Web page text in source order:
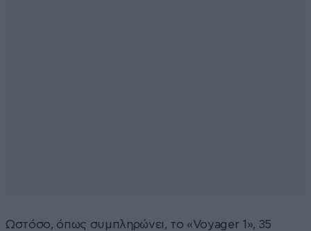
Ωστόσο, όπως συμπληρώνει, το «Voyager 1», 35